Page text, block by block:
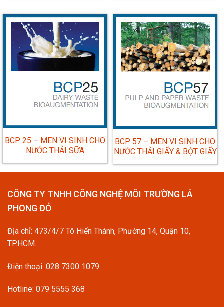
BCP 25 – MEN VI SINH CHO
NƯỚC THẢI SỮA
BCP 57 – MEN VI SINH CHO
NƯỚC THẢI GIẤY & BỘT GIẤY
CÔNG TY TNHH CÔNG NGHỆ MÔI TRƯỜNG LÁ
PHONG ĐỎ
Địa chỉ: 473/4/7 Tô Hiến Thành, Phường 14, Quận 10,
TP.HCM.
Điện thoại: 028 7300 1079
Hotline: 079 5555 368